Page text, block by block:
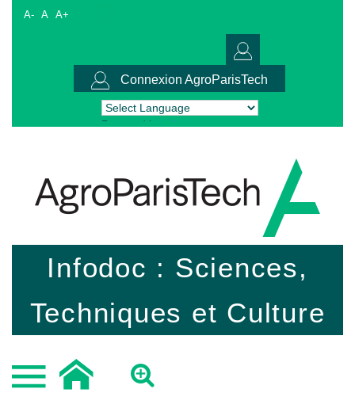
A- A A+
Connexion AgroParisTech
Powered by Translate
Infodoc : Sciences,
Techniques et Culture